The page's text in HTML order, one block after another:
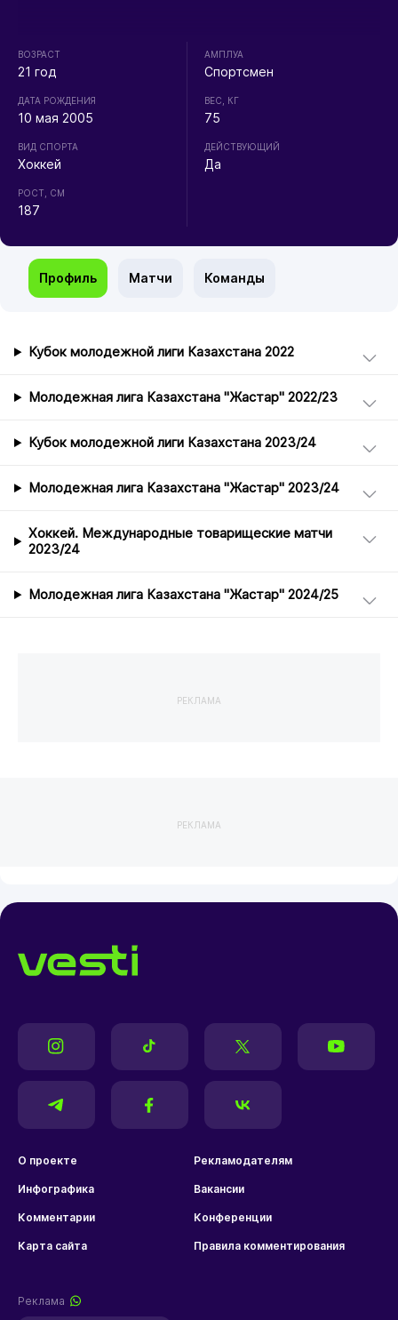
ВОЗРАСТ
21 год
ДАТА РОЖДЕНИЯ
10 мая 2005
ВИД СПОРТА
Хоккей
РОСТ, СМ
187
АМПЛУА
Спортсмен
ВЕС, КГ
75
ДЕЙСТВУЮЩИЙ
Да
Профиль Матчи Команды
Кубок молодежной лиги Казахстана 2022
Молодежная лига Казахстана "Жастар" 2022/23
Кубок молодежной лиги Казахстана 2023/24
Молодежная лига Казахстана "Жастар" 2023/24
Хоккей. Международные товарищеские матчи
2023/24
Молодежная лига Казахстана "Жастар" 2024/25
РЕКЛАМА
РЕКЛАМА
О проекте Рекламодателям
Инфографика Вакансии
Комментарии Конференции
Карта сайта Правила комментирования
Реклама